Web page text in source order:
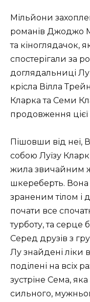
Мільйони
романів Джоджо
та кіноглядачок,
спостерігали за
доглядальниці Лу
крісла Вілла
Кларка та Семи
продовження цієї
Пішовши від неї,
собою Луїзу
жила звичайним
шкереберть. Вона
зраненим тілом і
почати все
турботу, та серце
Серед друзів з
Лу знайдені ліки
поділені на всіх
зустріне Сема,
сильного,